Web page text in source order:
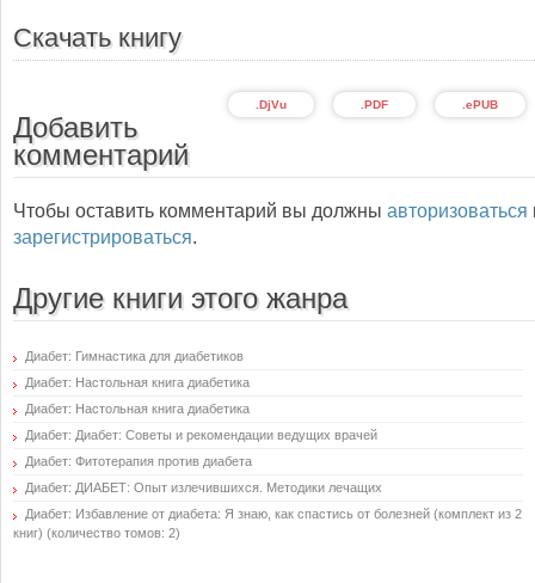
Скачать книгу
.ePUB
.PDF
.DjVu
Добавить
комментарий
Чтобы оставить комментарий вы должны авторизоваться
зарегистрироваться.
Другие книги этого жанра
Диабет: Гимнастика для диабетиков
Диабет: Настольная книга диабетика
Диабет: Настольная книга диабетика
Диабет: Диабет: Советы и рекомендации ведущих врачей
Диабет: Фитотерапия против диабета
Диабет: ДИАБЕТ: Опыт излечившихся. Методики лечащих
Диабет: Избавление от диабета: Я знаю, как спастись от болезней (комплект из 2
книг) (количество томов: 2)